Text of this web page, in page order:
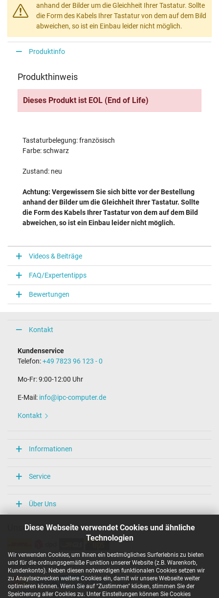
Diese Webseite verwendet Cookies und ähnliche
Technologien
Wir verwenden Cookies, um Ihnen ein bestmögliches Surferlebnis zu bieten
und für die ordnungsgemäße Funktion unserer Website (z.B. Warenkorb,
Kundenkonto). Neben diesen notwendigen funktionalen Cookies setzen wir
zu Anaylsezwecken weitere Cookies ein, damit wir unsere Webseite weiter
optimieren können. Wenn Sie auf "Zustimmen" klicken, stimmen Sie der
Speicherung aller Cookies zu. Unter Einstellungen können Sie Cookies
anhand der Bilder um die Gleichheit Ihrer Tastatur. Sollte
die Form des Kabels Ihrer Tastatur von dem auf dem Bild
abweichen, so ist ein Einbau leider nicht möglich.
Produktinfo
Produkthinweis
Dieses Produkt ist EOL (End of Life)
Tastaturbelegung: französisch
Farbe: schwarz
Zustand: neu
Achtung: Vergewissern Sie sich bitte vor der Bestellung
anhand der Bilder um die Gleichheit Ihrer Tastatur. Sollte
die Form des Kabels Ihrer Tastatur von dem auf dem Bild
abweichen, so ist ein Einbau leider nicht möglich.
Videos & Beiträge
FAQ/Expertentipps
Bewertungen
Kontakt
Kundenservice
Telefon:+49 7823 96 123 - 0
Mo-Fr: 9:00-12:00 Uhr
E-Mail: info@ipc-computer.de
Kontakt
Informationen
Service
Über Uns
Unsere Versandarten
Unsere Zahlarten